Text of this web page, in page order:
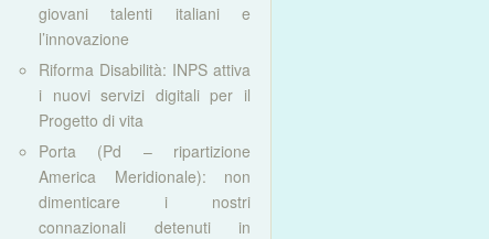
giovani talenti italiani e
l’innovazione
Riforma Disabilità: INPS attiva
i nuovi servizi digitali per il
Progetto di vita
Porta (Pd – ripartizione
America Meridionale): non
dimenticare i nostri
connazionali detenuti in